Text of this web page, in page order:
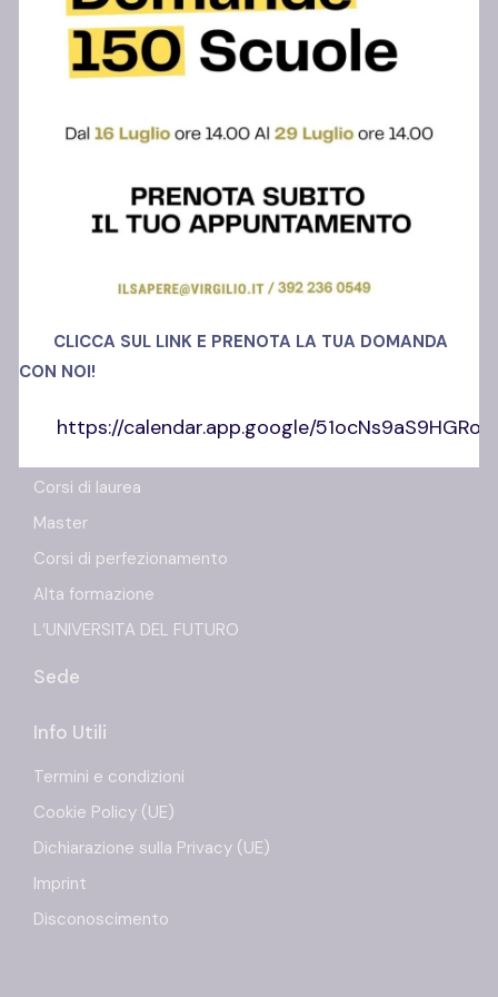
Via Madonnelle, 69
Richiedi info
+39 392 23 60 549
Offerta Formativa
Corsi di laurea
Master
Corsi di perfezionamento
Alta formazione
L’UNIVERSITA DEL FUTURO
Sede
Info Utili
Termini e condizioni
Cookie Policy (UE)
Dichiarazione sulla Privacy (UE)
Imprint
Disconoscimento
CLICCA SUL LINK E PRENOTA LA TUA DOMANDA
CON NOI!
https://calendar.app.google/